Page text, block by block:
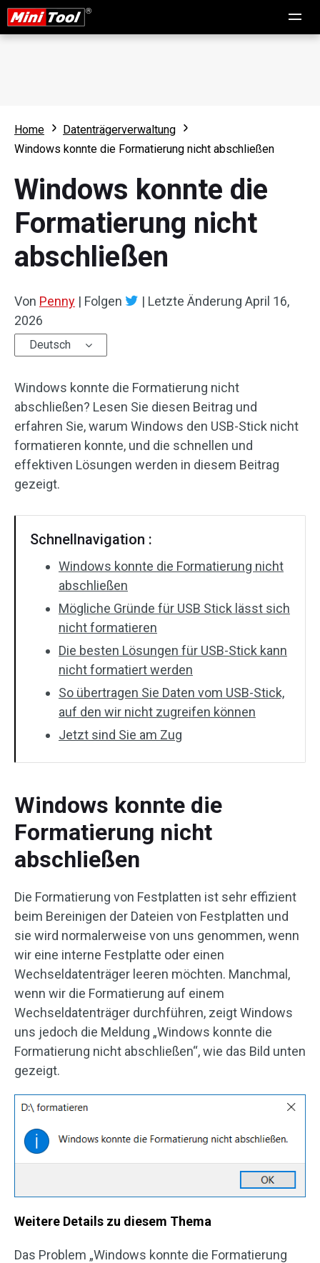
Home
Datenträgerverwaltung
Windows konnte die Formatierung nicht abschließen
Windows konnte die
Formatierung nicht
abschließen
Von Penny | Folgen | Letzte Änderung April 16,
2026
Deutsch
Windows konnte die Formatierung nicht
abschließen? Lesen Sie diesen Beitrag und
erfahren Sie, warum Windows den USB-Stick nicht
formatieren konnte, und die schnellen und
effektiven Lösungen werden in diesem Beitrag
gezeigt.
Schnellnavigation :
Windows konnte die Formatierung nicht
abschließen
Mögliche Gründe für USB Stick lässt sich
nicht formatieren
Die besten Lösungen für USB-Stick kann
nicht formatiert werden
So übertragen Sie Daten vom USB-Stick,
auf den wir nicht zugreifen können
Jetzt sind Sie am Zug
Windows konnte die
Formatierung nicht
abschließen
Die Formatierung von Festplatten ist sehr effizient
beim Bereinigen der Dateien von Festplatten und
sie wird normalerweise von uns genommen, wenn
wir eine interne Festplatte oder einen
Wechseldatenträger leeren möchten. Manchmal,
wenn wir die Formatierung auf einem
Wechseldatenträger durchführen, zeigt Windows
uns jedoch die Meldung „Windows konnte die
Formatierung nicht abschließen“, wie das Bild unten
gezeigt.
Weitere Details zu diesem Thema
Das Problem „Windows konnte die Formatierung